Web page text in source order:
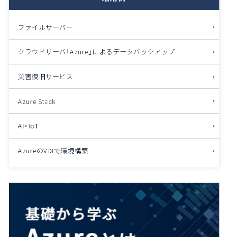
ファイルサーバー
クラウドサーバ「Azure」によるデータバックアップ
災害復旧サービス
Azure Stack
AI・IoT
AzureのVDIで環境構築